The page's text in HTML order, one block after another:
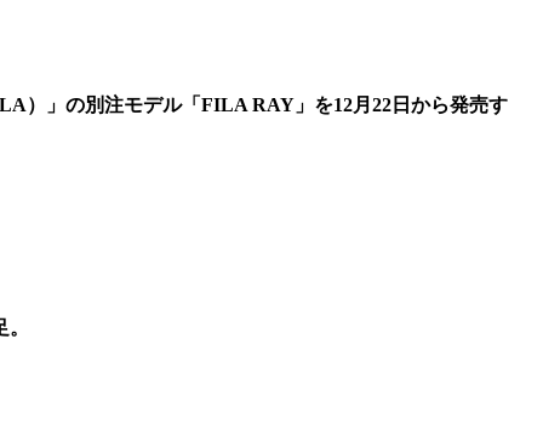
）」の別注モデル「FILA RAY」を12月22日から発売す